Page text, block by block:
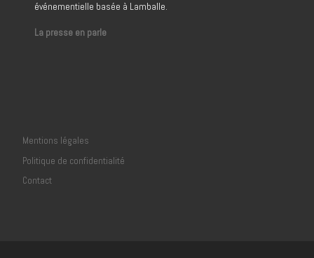
événementielle basée à Lamballe.
La presse en parle
Mentions légales
Politique de confidentialité
Contact